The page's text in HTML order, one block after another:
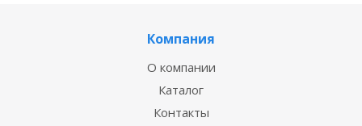
Компания
О компании
Каталог
Контакты